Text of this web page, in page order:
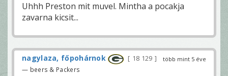
Uhhh Preston mit muvel. Mintha a pocakja
zavarna kicsit...
több mint 5 éve
nagylaza, főpohárnok 18 129
— beers & Packers